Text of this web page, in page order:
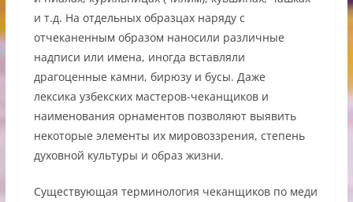
и т.д. На отдельных образцах наряду с
отчеканенным образом наносили различные
надписи или имена, иногда вставляли
драгоценные камни, бирюзу и бусы. Даже
лексика узбекских мастеров-чеканщиков и
наименования орнаментов позволяют выявить
некоторые элементы их мировоззрения, степень
духовной культуры и образ жизни.
Существующая терминология чеканщиков по меди